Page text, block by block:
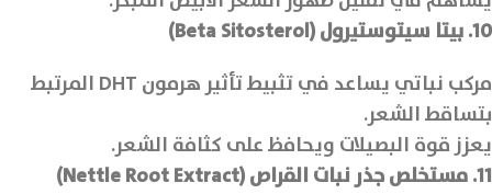
10. بيتا سيتوستيرول (Beta Sitosterol)
مركب نباتي يساعد في تثبيط تأثير هرمون DHT المرتبط
بتساقط الشعر.
يعزز قوة البصيلات ويحافظ على كثافة الشعر.
11. مستخلص جذر نبات القراص (Nettle Root Extract)